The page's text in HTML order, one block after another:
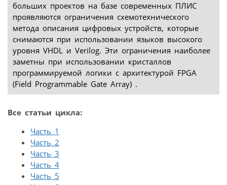
больших проектов на базе современных ПЛИС
проявляются ограничения схемотехнического
метода описания цифровых устройств, которые
снимаются при использовании языков высокого
уровня VHDL и Verilog. Эти ограничения наиболее
заметны при использовании кристаллов
программируемой логики с архитектурой FPGA
(Field Programmable Gate Array) .
Все статьи цикла:
Часть 1
Часть 2
Часть 3
Часть 4
Часть 5